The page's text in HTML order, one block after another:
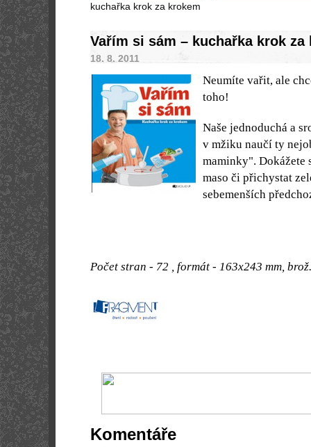
kuchařka krok za krokem
Vařím si sám – kuchařka krok za
18. 8. 2011
Neumíte vařit, ale
toho!
Naše jednoduchá a
v mžiku naučí ty
maminky".
maso či přichystat
sebemenších
Počet stran - 72 , formát - 163x243 mm,
Komentáře